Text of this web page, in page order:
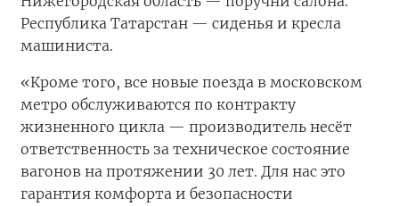
Республика Татарстан — сиденья и кресла
машиниста.
«Кроме того, все новые поезда в московском
метро обслуживаются по контракту
жизненного цикла — производитель несёт
ответственность за техническое состояние
вагонов на протяжении 30 лет. Для нас это
гарантия комфорта и безопасности